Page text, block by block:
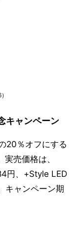
キャンペーン
20％オフにする
売価格は、
円、+Style LED
キャンペーン期